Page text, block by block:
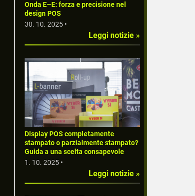
Onda E–E: forza e precisione nel
design POS
30. 10. 2025 •
Leggi notizie »
Display POS completamente
stampato o parzialmente stampato?
Guida a una scelta consapevole
1. 10. 2025 •
Leggi notizie »